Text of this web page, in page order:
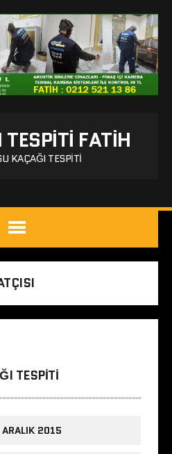
FATIH
KAÇAĞI TESPITI
TESPITI
2015